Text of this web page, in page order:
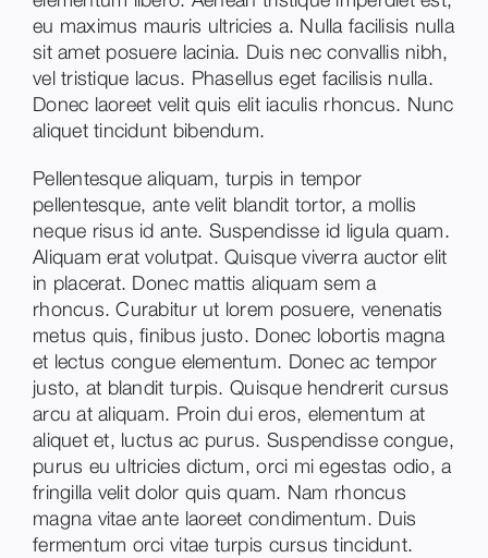
eu maximus mauris ultricies a. Nulla facilisis nulla
sit amet posuere lacinia. Duis nec convallis nibh,
vel tristique lacus. Phasellus eget facilisis nulla.
Donec laoreet velit quis elit iaculis rhoncus. Nunc
aliquet tincidunt bibendum.
Pellentesque aliquam, turpis in tempor
pellentesque, ante velit blandit tortor, a mollis
neque risus id ante. Suspendisse id ligula quam.
Aliquam erat volutpat. Quisque viverra auctor elit
in placerat. Donec mattis aliquam sem a
rhoncus. Curabitur ut lorem posuere, venenatis
metus quis, finibus justo. Donec lobortis magna
et lectus congue elementum. Donec ac tempor
justo, at blandit turpis. Quisque hendrerit cursus
arcu at aliquam. Proin dui eros, elementum at
aliquet et, luctus ac purus. Suspendisse congue,
purus eu ultricies dictum, orci mi egestas odio, a
fringilla velit dolor quis quam. Nam rhoncus
magna vitae ante laoreet condimentum. Duis
fermentum orci vitae turpis cursus tincidunt.